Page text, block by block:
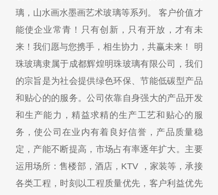
璃，山水画水墨画艺术玻璃等系列。 客户价值才
能使企业常青！只有创新，只有开放，才有未
来！我们愿与您携手，相生协力，共赢未来！ 明
珠玻璃隶属于成都辉煌明珠玻璃有限公司，我们
的宗旨是为社会提供绿色环保、节能低碳型产品
和贴心的的服务。公司依靠自身强大的产品开发
和生产能力，精益求精的生产工艺和贴心的服
务，使公司在业内有着良好信誉，产品质量稳
定，产能不断提高，市场占有率逐年扩大。主要
运用场所：售楼部，酒店，KTV ，家装等，承接
各类工程，时刻以工程质量优先，客户利益优先